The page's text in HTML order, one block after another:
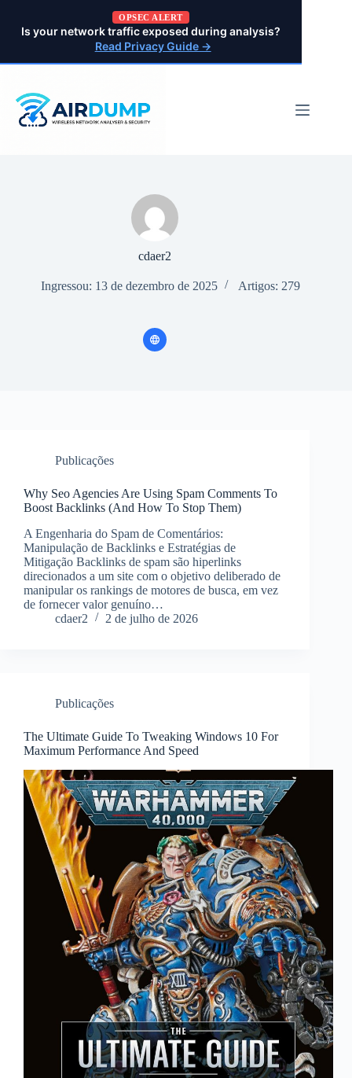
OPSEC ALERT
Is your network traffic exposed during analysis?
Read Privacy Guide →
cdaer2
Ingressou: 13 de dezembro de 2025 Artigos: 279
Publicações
Why Seo Agencies Are Using Spam Comments To
Boost Backlinks (And How To Stop Them)
A Engenharia do Spam de Comentários:
Manipulação de Backlinks e Estratégias de
Mitigação Backlinks de spam são hiperlinks
direcionados a um site com o objetivo deliberado de
manipular os rankings de motores de busca, em vez
de fornecer valor genuíno…
cdaer2
2 de julho de 2026
Publicações
The Ultimate Guide To Tweaking Windows 10 For
Maximum Performance And Speed